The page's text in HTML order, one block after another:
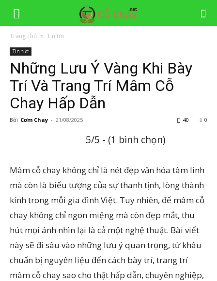
Trang chủ Tin tức
Tin tức
Những Lưu Ý Vàng Khi Bày
Trí Và Trang Trí Mâm Cỗ
Chay Hấp Dẫn
Bởi Cơm Chay - 21/08/2025 0
40
5/5 - (1 bình chọn)
Mâm cỗ chay không chỉ là nét đẹp văn hóa tâm linh
mà còn là biểu tượng của sự thanh tịnh, lòng thành
kính trong mỗi gia đình Việt. Tuy nhiên, để mâm cỗ
chay không chỉ ngon miệng mà còn đẹp mắt, thu
hút mọi ánh nhìn lại là cả một nghệ thuật. Bài viết
này sẽ đi sâu vào những lưu ý quan trọng, từ khâu
chuẩn bị nguyên liệu đến cách bày trí, trang trí
mâm cỗ chay sao cho thật hấp dẫn, chuyên nghiệp,